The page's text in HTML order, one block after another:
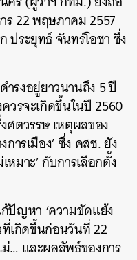
ร 22 พฤษภาคม 2557
ประยุทธ์ จันทร์โอชา ซึ่ง
รงอยู่ยาวนานถึง 5 ปี
วรจะเกิดขึ้นในปี 2560
ศตวรรษ เหตุผลของ
ารเมือง’ ซึ่ง คสช. ยัง
มาะ’ กับการเลือกตั้ง
ปัญหา ‘ความขัดแย้ง
ที่เกิดขึ้นก่อนวันที่ 22
… และผลลัพธ์ของการ